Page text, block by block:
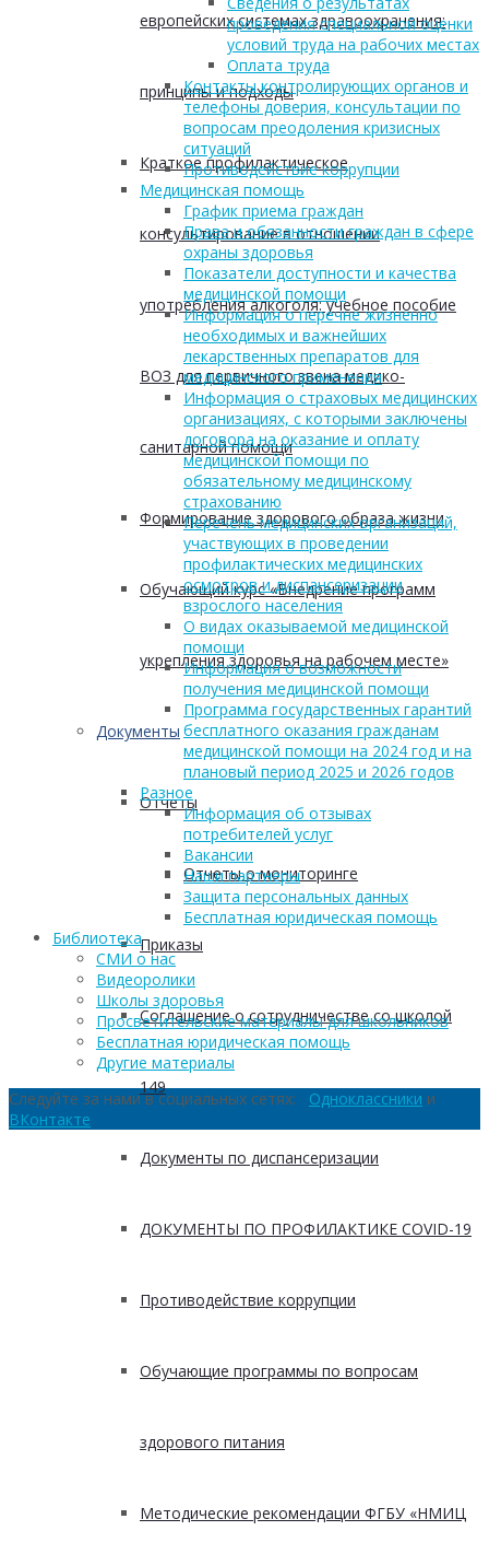
европейских системах здравоохранения:
принципы и подходы
Краткое профилактическое
консультирование в отношении
употребления алкоголя: учебное пособие
ВОЗ для первичного звена медико-
санитарной помощи
Формирование здорового образа жизни
Обучающий курс «Внедрение программ
укрепления здоровья на рабочем месте»
Документы
Отчеты
Отчеты о мониторинге
Приказы
Соглашение о сотрудничестве со школой
149
Документы по диспансеризации
ДОКУМЕНТЫ ПО ПРОФИЛАКТИКЕ COVID-19
Противодействие коррупции
Обучающие программы по вопросам
здорового питания
Методические рекомендации ФГБУ «НМИЦ
проведения специальной оценки
условий труда на рабочих местах
Оплата труда
Контакты контролирующих органов и
телефоны доверия, консультации по
вопросам преодоления кризисных
ситуаций
Противодействие коррупции
Медицинская помощь
График приема граждан
Права и обязанности граждан в сфере
охраны здоровья
Показатели доступности и качества
медицинской помощи
Информация о перечне жизненно
необходимых и важнейших
лекарственных препаратов для
медицинского применения
Информация о страховых медицинских
организациях, с которыми заключены
договора на оказание и оплату
медицинской помощи по
обязательному медицинскому
страхованию
Перечень медицинских организаций,
участвующих в проведении
профилактических медицинских
осмотров и диспансеризации
взрослого населения
О видах оказываемой медицинской
помощи
Информация о возможности
получения медицинской помощи
Программа государственных гарантий
бесплатного оказания гражданам
медицинской помощи на 2024 год и на
плановый период 2025 и 2026 годов
Разное
Информация об отзывах
потребителей услуг
Вакансии
Наши партнеры
Защита персональных данных
Бесплатная юридическая помощь
Библиотека
СМИ о нас
Видеоролики
Школы здоровья
Просветительские материалы для школьников
Бесплатная юридическая помощь
Другие материалы
Следуйте за нами в социальных сетях: Одноклассники и
ВКонтакте